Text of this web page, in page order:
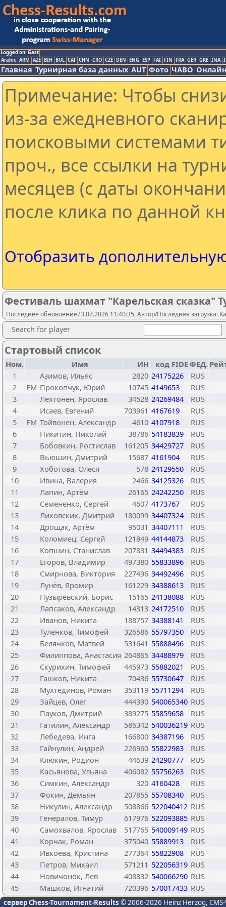
Logged on: Gast
Arabic ARM AZE BIH BUL CAT CHN CRO CZE DEN ENG ESP FAI FIN FRA GER GRE INA
Главная Турнирная база данных AUT Фото ЧАВО
Примечание: Чтобы
из-за ежедневного
поисковыми системами
проч., все ссылки на
месяцев (с даты
после клика по данной
Отобразить
Фестиваль шахмат "Карельская сказка"
Последнее обновление23.07.2026 11:40:35, Автор/Последняя загрузка:
Search for player
Стартовый список
Ном. Имя ИН код FIDEФЕД.
1
Азимов, Ильяс 2820 24175226
RUS
2
FM Прокопчук, Юрий 10745 4149653
RUS
3
Лехтонен, Ярослав 34528 24269484
RUS
4
Исаев, Евгений 703961 4167619
RUS
5
FM Тойвонен, Александр 4610 4107918
RUS
6
Никитин, Николай 38786 54183839
RUS
7
Бобовкин, Ростислав 161205 34429727
RUS
8
Вьюшин, Дмитрий 15687 4161904
RUS
9
Хоботова, Олеся 578 24129550
RUS
10
Ивина, Валерия 2466 34125326
RUS
11
Лапин, Артём 26165 24242250
RUS
12
Семененко, Сергей 4607 4173767
RUS
13
Лиховских, Дмитрий 180099 34407324
RUS
14
Дрощак, Артём 95031 34407111
RUS
15
Коломиец, Сергей 121849 44144873
RUS
16
Копшин, Станислав 207831 34494383
RUS
17
Егоров, Владимир 497380 55833896
RUS
18
Смирнова, Виктория 227496 34492496
RUS
19
Лунёв, Яромир 161229 34388613
RUS
20
Пузыревский, Борис 15165 24138088
RUS
21
Лапсаков, Александр 14313 24172510
RUS
22
Иванов, Никита 188757 34388141
RUS
23
Туленков, Тимофей 326586 55797350
RUS
24
Белячков, Матвей 531641 55888496
RUS
25
Филиппова, Анастасия 264865 34488979
RUS
26
Скурихин, Тимофей 445973 55882021
RUS
27
Гашков, Никита 70436 55730647
RUS
28
Мухтединов, Роман 353119 55711294
RUS
29
Зайцев, Олег 444390 540065340 RUS
30
Пауков, Дмитрий 389275 55859658
RUS
31
Гатилин, Александр 586342 540036219 RUS
32
Лебедева, Инга 166800 34387196
RUS
33
Гайнулин, Андрей 226960 55822983
RUS
34
Клюкин, Родион 44639 24290777
RUS
35
Касьянова, Ульяна 406082 55756263
RUS
36
Симкин, Александр 320 4160428
RUS
37
Фокин, Демьян 207855 55708340
RUS
38
Никулин, Александр 508866 522040412 RUS
39
Генералов, Тимур 617976 522093885 RUS
40
Самохвалов, Ярослав 517765 540009149 RUS
41
Корчак, Роман 375040 55889913
RUS
42
Ивкоева, Кристина 277364 55822908
RUS
43
Петров, Михаил 571211 522056319 RUS
44
Новичонок, Лев 408832 540066290 RUS
45
Машков, Игнатий 720396 570017433 RUS
сервер Chess-Tournament-Results © 2006-2026 Heinz Herzog,